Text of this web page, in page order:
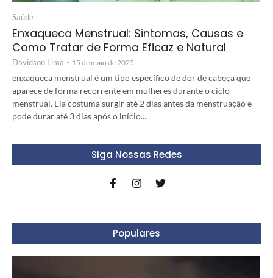
Saúde
Enxaqueca Menstrual: Sintomas, Causas e
Como Tratar de Forma Eficaz e Natural
Davidson Lima - 15 de maio de 2025
enxaqueca menstrual é um tipo específico de dor de cabeça que
aparece de forma recorrente em mulheres durante o ciclo
menstrual. Ela costuma surgir até 2 dias antes da menstruação e
pode durar até 3 dias após o início...
Siga Nossas Redes
Populares